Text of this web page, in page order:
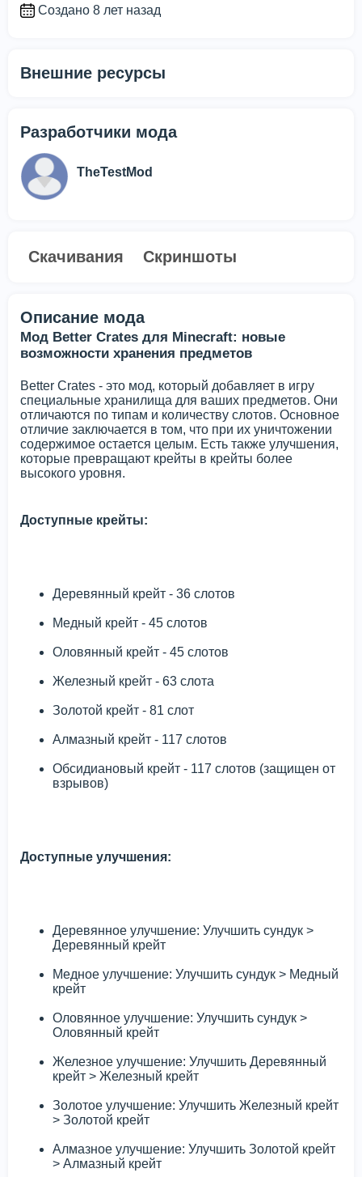
Создано 8 лет назад
Внешние ресурсы
Разработчики мода
TheTestMod
Скачивания Скриншоты
Описание мода
Мод Better Crates для Minecraft: новые
возможности хранения предметов
Better Crates - это мод, который добавляет в игру
специальные хранилища для ваших предметов. Они
отличаются по типам и количеству слотов. Основное
отличие заключается в том, что при их уничтожении
содержимое остается целым. Есть также улучшения,
которые превращают крейты в крейты более
высокого уровня.
Доступные крейты:
Деревянный крейт - 36 слотов
Медный крейт - 45 слотов
Оловянный крейт - 45 слотов
Железный крейт - 63 слота
Золотой крейт - 81 слот
Алмазный крейт - 117 слотов
Обсидиановый крейт - 117 слотов (защищен от
взрывов)
Доступные улучшения:
Деревянное улучшение: Улучшить сундук >
Деревянный крейт
Медное улучшение: Улучшить сундук > Медный
крейт
Оловянное улучшение: Улучшить сундук >
Оловянный крейт
Железное улучшение: Улучшить Деревянный
крейт > Железный крейт
Золотое улучшение: Улучшить Железный крейт
> Золотой крейт
Алмазное улучшение: Улучшить Золотой крейт
> Алмазный крейт